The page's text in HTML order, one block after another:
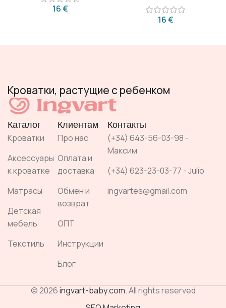
€
€
Кроватки, растущие с ребенком
Каталог
Кроватки
Аксессуары
к кроватке
Матрасы
Детская
мебель
Текстиль
Клиентам
Про нас
Оплата и
доставка
Обмен и
возврат
ОПТ
Инструкции
Блог
Контакты
(+34) 643-56-03-98 -
Максим
(+34) 623-23-03-77 - Julio
ingvartes@gmail.com
© 2026ingvart-baby.com. All rights reserved